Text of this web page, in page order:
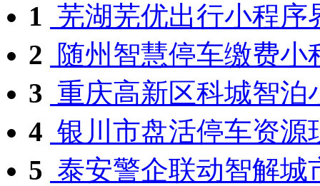
1 芜湖芜优出行小程序
2
随州智慧停车缴费小
3 重庆高新区科城智泊
4 银川市盘活停车资源
5 泰安警企联动智解城